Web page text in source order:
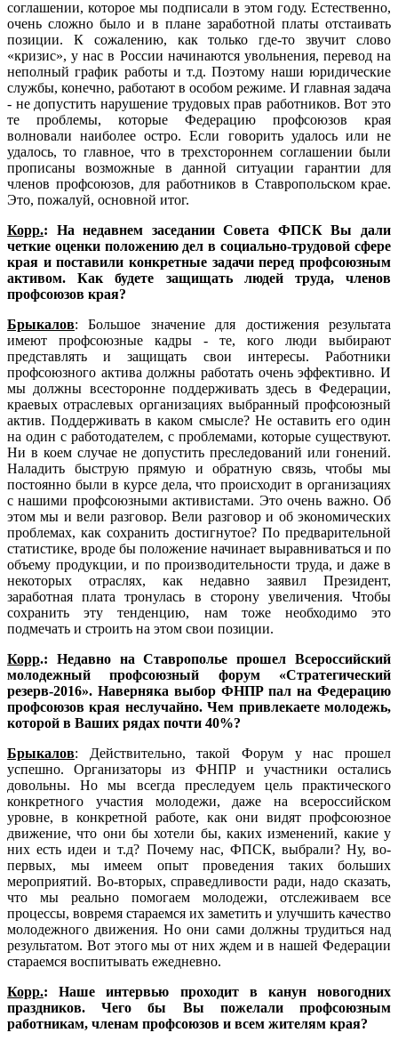
соглашении, которое мы подписали в этом году. Естественно,
очень сложно было и в плане заработной платы отстаивать
позиции. К сожалению, как только где-то звучит слово
«кризис», у нас в России начинаются увольнения, перевод на
неполный график работы и т.д. Поэтому наши юридические
службы, конечно, работают в особом режиме. И главная задача
- не допустить нарушение трудовых прав работников. Вот это
те проблемы, которые Федерацию профсоюзов края
волновали наиболее остро. Если говорить удалось или не
удалось, то главное, что в трехстороннем соглашении были
прописаны возможные в данной ситуации гарантии для
членов профсоюзов, для работников в Ставропольском крае.
Это, пожалуй, основной итог.
Корр.: На недавнем заседании Совета ФПСК Вы дали
четкие оценки положению дел в социально-трудовой сфере
края и поставили конкретные задачи перед профсоюзным
активом. Как будете защищать людей труда, членов
профсоюзов края?
Брыкалов: Большое значение для достижения результата
имеют профсоюзные кадры - те, кого люди выбирают
представлять и защищать свои интересы. Работники
профсоюзного актива должны работать очень эффективно. И
мы должны всесторонне поддерживать здесь в Федерации,
краевых отраслевых организациях выбранный профсоюзный
актив. Поддерживать в каком смысле? Не оставить его один
на один с работодателем, с проблемами, которые существуют.
Ни в коем случае не допустить преследований или гонений.
Наладить быструю прямую и обратную связь, чтобы мы
постоянно были в курсе дела, что происходит в организациях
с нашими профсоюзными активистами. Это очень важно. Об
этом мы и вели разговор. Вели разговор и об экономических
проблемах, как сохранить достигнутое? По предварительной
статистике, вроде бы положение начинает выравниваться и по
объему продукции, и по производительности труда, и даже в
некоторых отраслях, как недавно заявил Президент,
заработная плата тронулась в сторону увеличения. Чтобы
сохранить эту тенденцию, нам тоже необходимо это
подмечать и строить на этом свои позиции.
Корр.: Недавно на Ставрополье прошел Всероссийский
молодежный профсоюзный форум «Стратегический
резерв-2016». Наверняка выбор ФНПР пал на Федерацию
профсоюзов края неслучайно. Чем привлекаете молодежь,
которой в Ваших рядах почти 40%?
Брыкалов: Действительно, такой Форум у нас прошел
успешно. Организаторы из ФНПР и участники остались
довольны. Но мы всегда преследуем цель практического
конкретного участия молодежи, даже на всероссийском
уровне, в конкретной работе, как они видят профсоюзное
движение, что они бы хотели бы, каких изменений, какие у
них есть идеи и т.д? Почему нас, ФПСК, выбрали? Ну, во-
первых, мы имеем опыт проведения таких больших
мероприятий. Во-вторых, справедливости ради, надо сказать,
что мы реально помогаем молодежи, отслеживаем все
процессы, вовремя стараемся их заметить и улучшить качество
молодежного движения. Но они сами должны трудиться над
результатом. Вот этого мы от них ждем и в нашей Федерации
стараемся воспитывать ежедневно.
Корр.: Наше интервью проходит в канун новогодних
праздников. Чего бы Вы пожелали профсоюзным
работникам, членам профсоюзов и всем жителям края?